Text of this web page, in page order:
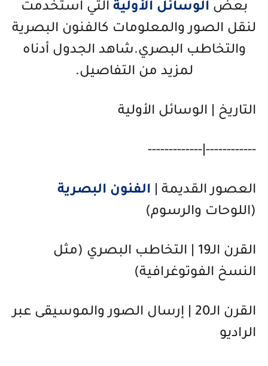
بعض الوسائل الأولية التي استخدمت
لنقل الصور والمعلومات كالفنون البصرية
والتخاطب البصري.شاهد الجدول أدناه
لمزيد من التفاصيل.
التاريخ | الوسائل الأولية
------------|-------------
العصور القديمة | الفنون البصرية
(اللوحات والرسوم)
القرن الـ19 | التخاطب البصري (مثل
النسخ الفوتوغرافية)
القرن الـ20 | إرسال الصور والموسيقى عبر
الراديو